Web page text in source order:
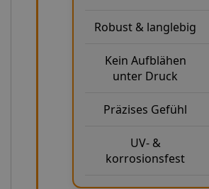
Robust & langlebig
Kein Aufblähen
unter Druck
Präzises Gefühl
UV- &
korrosionsfest